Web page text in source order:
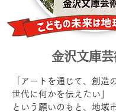
金沢文庫芸
「アートを通じて、創造
世代に何かを伝えたい」
という願いのもと、地域